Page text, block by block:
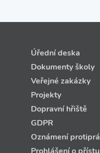
Úřední deska
Dokumenty školy
Veřejné zakázky
Projekty
Dopravní hřiště
GDPR
Oznámení